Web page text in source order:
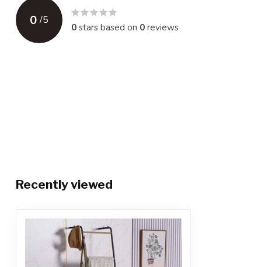
0 /5
0stars based on 0reviews
Recently viewed